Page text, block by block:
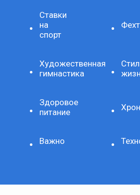
Ставки
на
спорт
Художественная
гимнастика
Здоровое
питание
Важно